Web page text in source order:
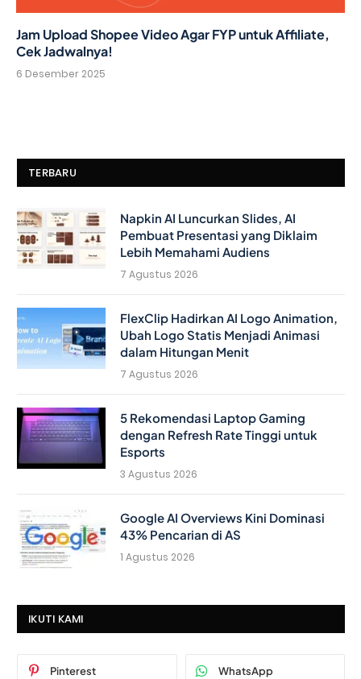
Jam Upload Shopee Video Agar FYP untuk Affiliate,
Cek Jadwalnya!
6 Desember 2025
TERBARU
Napkin AI Luncurkan Slides, AI
Pembuat Presentasi yang Diklaim
Lebih Memahami Audiens
7 Agustus 2026
FlexClip Hadirkan AI Logo Animation,
Ubah Logo Statis Menjadi Animasi
dalam Hitungan Menit
7 Agustus 2026
5 Rekomendasi Laptop Gaming
dengan Refresh Rate Tinggi untuk
Esports
3 Agustus 2026
Google AI Overviews Kini Dominasi
43% Pencarian di AS
1 Agustus 2026
IKUTI KAMI
Pinterest WhatsApp